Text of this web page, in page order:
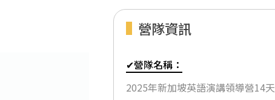
營隊資訊
✔營隊名稱：
2025年新加坡英語演講領導營14天